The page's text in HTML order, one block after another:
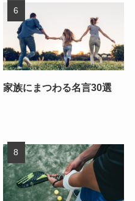
家族にまつわる名言30選